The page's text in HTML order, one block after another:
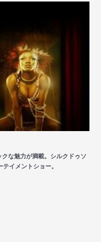
な魅力が満載。シルクドゥソ
イメントショー。